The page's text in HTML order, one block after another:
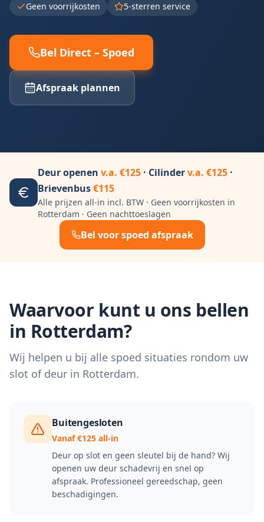
Geen voorrijkosten
5-sterren service
Bel Direct – Spoed
Afspraak plannen
Deur openen v.a. €125 · Cilinderv.a. €125 ·
Brievenbus€115
Alle prijzen all-in incl. BTW · Geen voorrijkosten in
Rotterdam · Geen nachttoeslagen
Bel voor spoed afspraak
Waarvoor kunt u ons bellen
in Rotterdam?
Wij helpen u bij alle spoed situaties rondom uw
slot of deur in Rotterdam.
Buitengesloten
Vanaf €125 all-in
Deur op slot en geen sleutel bij de hand? Wij
openen uw deur schadevrij en snel op
afspraak. Professioneel gereedschap, geen
beschadigingen.